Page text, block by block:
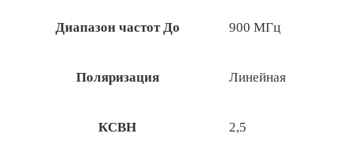
Диапазон частот До 900 МГц
Поляризация Линейная
КСВН 2,5